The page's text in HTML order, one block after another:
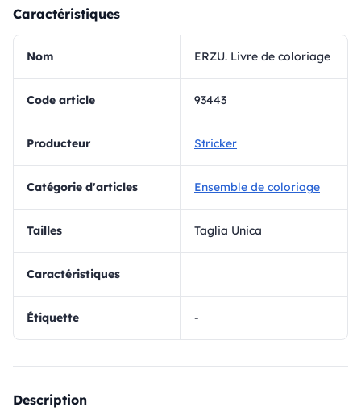
Caractéristiques
Nom ERZU. Livre de coloriage
Code article 93443
Producteur Stricker
Catégorie d'articles Ensemble de coloriage
Tailles Taglia Unica
Caractéristiques
Étiquette -
Description